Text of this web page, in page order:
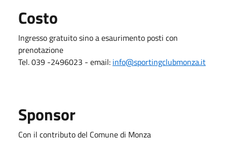
Costo
Ingresso gratuito sino a esaurimento posti con
prenotazione
Tel. 039 -2496023 - email: info@sportingclubmonza.it
Sponsor
Con il contributo del Comune di Monza